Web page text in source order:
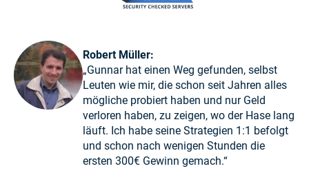
Robert Müller:
„Gunnar hat einen Weg gefunden, selbst
Leuten wie mir, die schon seit Jahren alles
mögliche probiert haben und nur Geld
verloren haben, zu zeigen, wo der Hase lang
läuft. Ich habe seine Strategien 1:1 befolgt
und schon nach wenigen Stunden die
ersten 300€ Gewinn gemach.“